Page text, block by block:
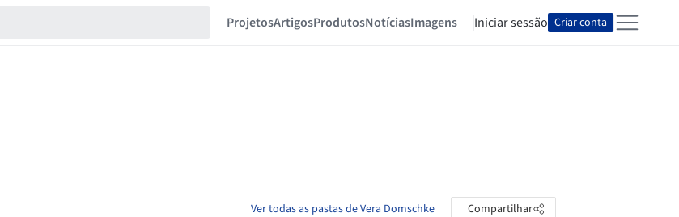
ProjetosArtigosProdutosNotíciasImagens Iniciar sessão Criar conta
Ver todas as pastas de Vera Domschke Compartilhar